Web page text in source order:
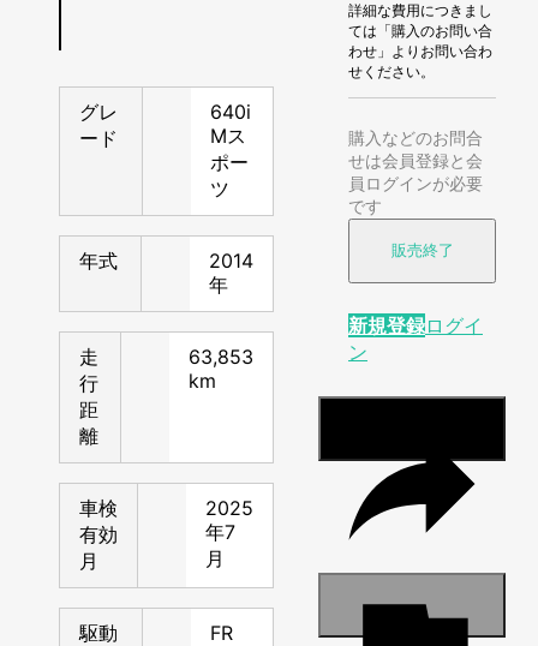
グレ
ード
640i
Mス
ポー
ツ
年式
2014
年
走
行
距
離
63,853
km
車検
有効
月
2025
年7
月
駆動
FR
詳細な費用につきまし
ては「購入のお問い合
わせ」よりお問い合わ
せください。
購入などのお問合
せは会員登録と会
員ログインが必要
です
販売終了
新規登録ログイ
ン
このクルマをシェアす
る